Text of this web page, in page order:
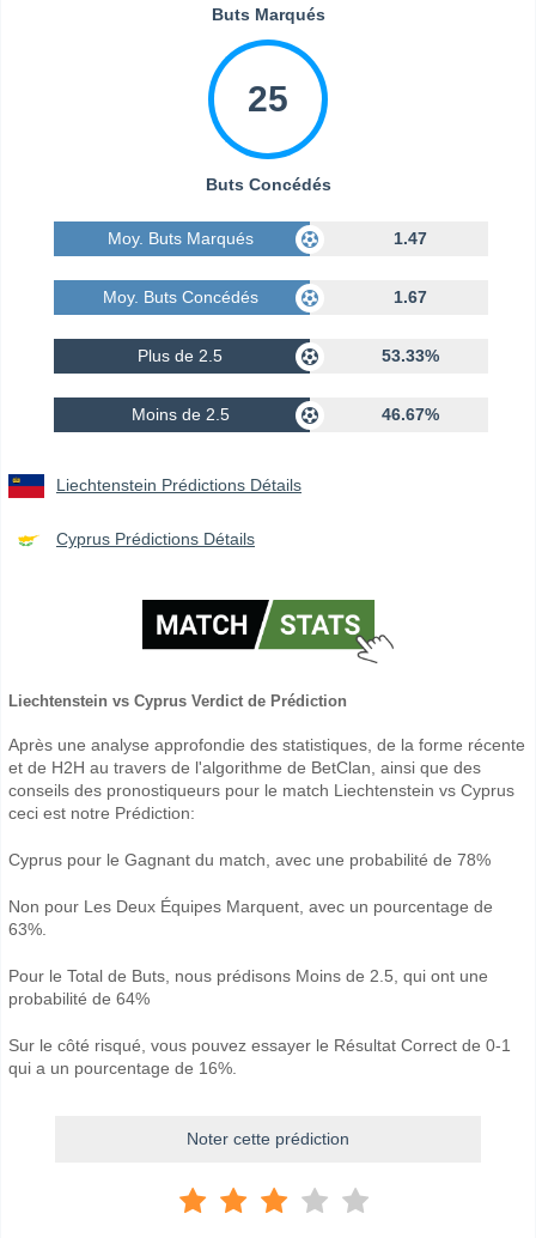
Buts Marqués
25
Buts Concédés
Moy. Buts Marqués 1.47
Moy. Buts Concédés 1.67
Plus de 2.5 53.33%
Moins de 2.5 46.67%
Liechtenstein Prédictions Détails
Cyprus Prédictions Détails
Liechtenstein vs Cyprus Verdict de Prédiction
Après une analyse approfondie des statistiques, de la forme récente
et de H2H au travers de l'algorithme de BetClan, ainsi que des
conseils des pronostiqueurs pour le match Liechtenstein vs Cyprus
ceci est notre Prédiction:
Cyprus pour le Gagnant du match, avec une probabilité de 78%
Non pour Les Deux Équipes Marquent, avec un pourcentage de
63%.
Pour le Total de Buts, nous prédisons Moins de 2.5, qui ont une
probabilité de 64%
Sur le côté risqué, vous pouvez essayer le Résultat Correct de 0-1
qui a un pourcentage de 16%.
Noter cette prédiction